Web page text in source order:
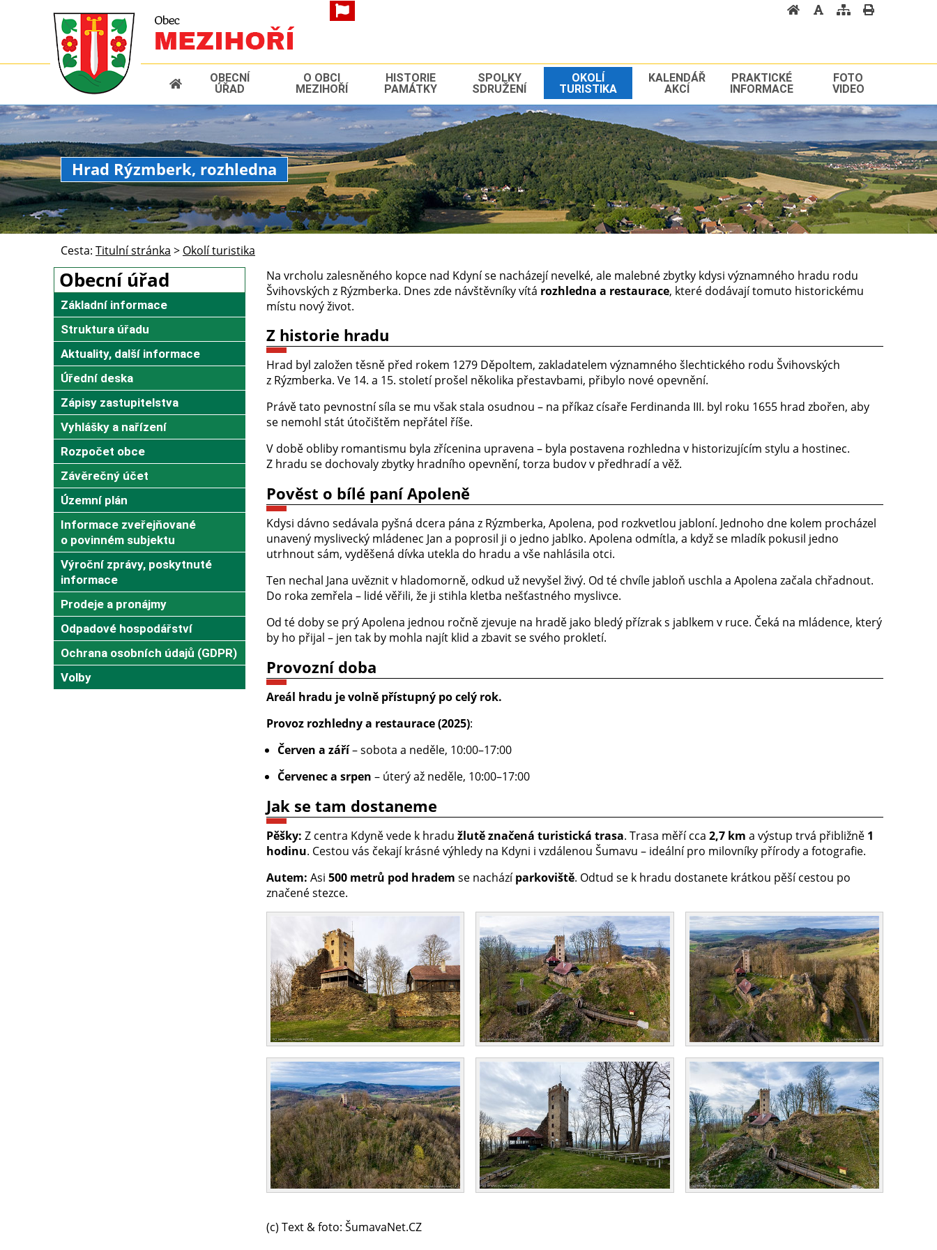
OBECNÍ
ÚŘAD
O OBCI
MEZIHOŘÍ
HISTORIE
PAMÁTKY
SPOLKY
SDRUŽENÍ
OKOLÍ
TURISTIKA
KALENDÁŘ
AKCÍ
PRAKTICKÉ
INFORMACE
FOTO
VIDEO
Hrad Rýzmberk, rozhledna
Cesta: Titulní stránka > Okolí turistika
Obecní úřad
Základní informace
Struktura úřadu
Aktuality, další informace
Úřední deska
Zápisy zastupitelstva
Vyhlášky a nařízení
Rozpočet obce
Závěrečný účet
Územní plán
Informace zveřejňované
o povinném subjektu
Výroční zprávy, poskytnuté
informace
Prodeje a pronájmy
Odpadové hospodářství
Ochrana osobních údajů (GDPR)
Volby
Na vrcholu zalesněného kopce nad Kdyní se nacházejí nevelké, ale malebné zbytky kdysi významného hradu rodu
Švihovských z Rýzmberka. Dnes zde návštěvníky vítá rozhledna a restaurace, které dodávají tomuto historickému
místu nový život.
Z historie hradu
Hrad byl založen těsně před rokem 1279 Děpoltem, zakladatelem významného šlechtického rodu Švihovských
z Rýzmberka. Ve 14. a 15. století prošel několika přestavbami, přibylo nové opevnění.
Právě tato pevnostní síla se mu však stala osudnou – na příkaz císaře Ferdinanda III. byl roku 1655 hrad zbořen, aby
se nemohl stát útočištěm nepřátel říše.
V době obliby romantismu byla zřícenina upravena – byla postavena rozhledna v historizujícím stylu a hostinec.
Z hradu se dochovaly zbytky hradního opevnění, torza budov v předhradí a věž.
Pověst o bílé paní Apoleně
Kdysi dávno sedávala pyšná dcera pána z Rýzmberka, Apolena, pod rozkvetlou jabloní. Jednoho dne kolem procházel
unavený myslivecký mládenec Jan a poprosil ji o jedno jablko. Apolena odmítla, a když se mladík pokusil jedno
utrhnout sám, vyděšená dívka utekla do hradu a vše nahlásila otci.
Ten nechal Jana uvěznit v hladomorně, odkud už nevyšel živý. Od té chvíle jabloň uschla a Apolena začala chřadnout.
Do roka zemřela – lidé věřili, že ji stihla kletba nešťastného myslivce.
Od té doby se prý Apolena jednou ročně zjevuje na hradě jako bledý přízrak s jablkem v ruce. Čeká na mládence, který
by ho přijal – jen tak by mohla najít klid a zbavit se svého prokletí.
Provozní doba
Areál hradu je volně přístupný po celý rok.
Provoz rozhledny a restaurace (2025):
Červen a září– sobota a neděle, 10:00–17:00
Červenec a srpen – úterý až neděle, 10:00–17:00
Jak se tam dostaneme
Pěšky:Z centra Kdyně vede k hradužlutě značená turistická trasa. Trasa měří cca2,7 km a výstup trvá přibližně 1
hodinu. Cestou vás čekají krásné výhledy na Kdyni i vzdálenou Šumavu – ideální pro milovníky přírody a fotografie.
Autem:Asi500 metrů pod hradem se nacházíparkoviště. Odtud se k hradu dostanete krátkou pěší cestou po
značené stezce.
(c) Text & foto: ŠumavaNet.CZ